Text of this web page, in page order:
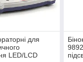
для
LED/LCD